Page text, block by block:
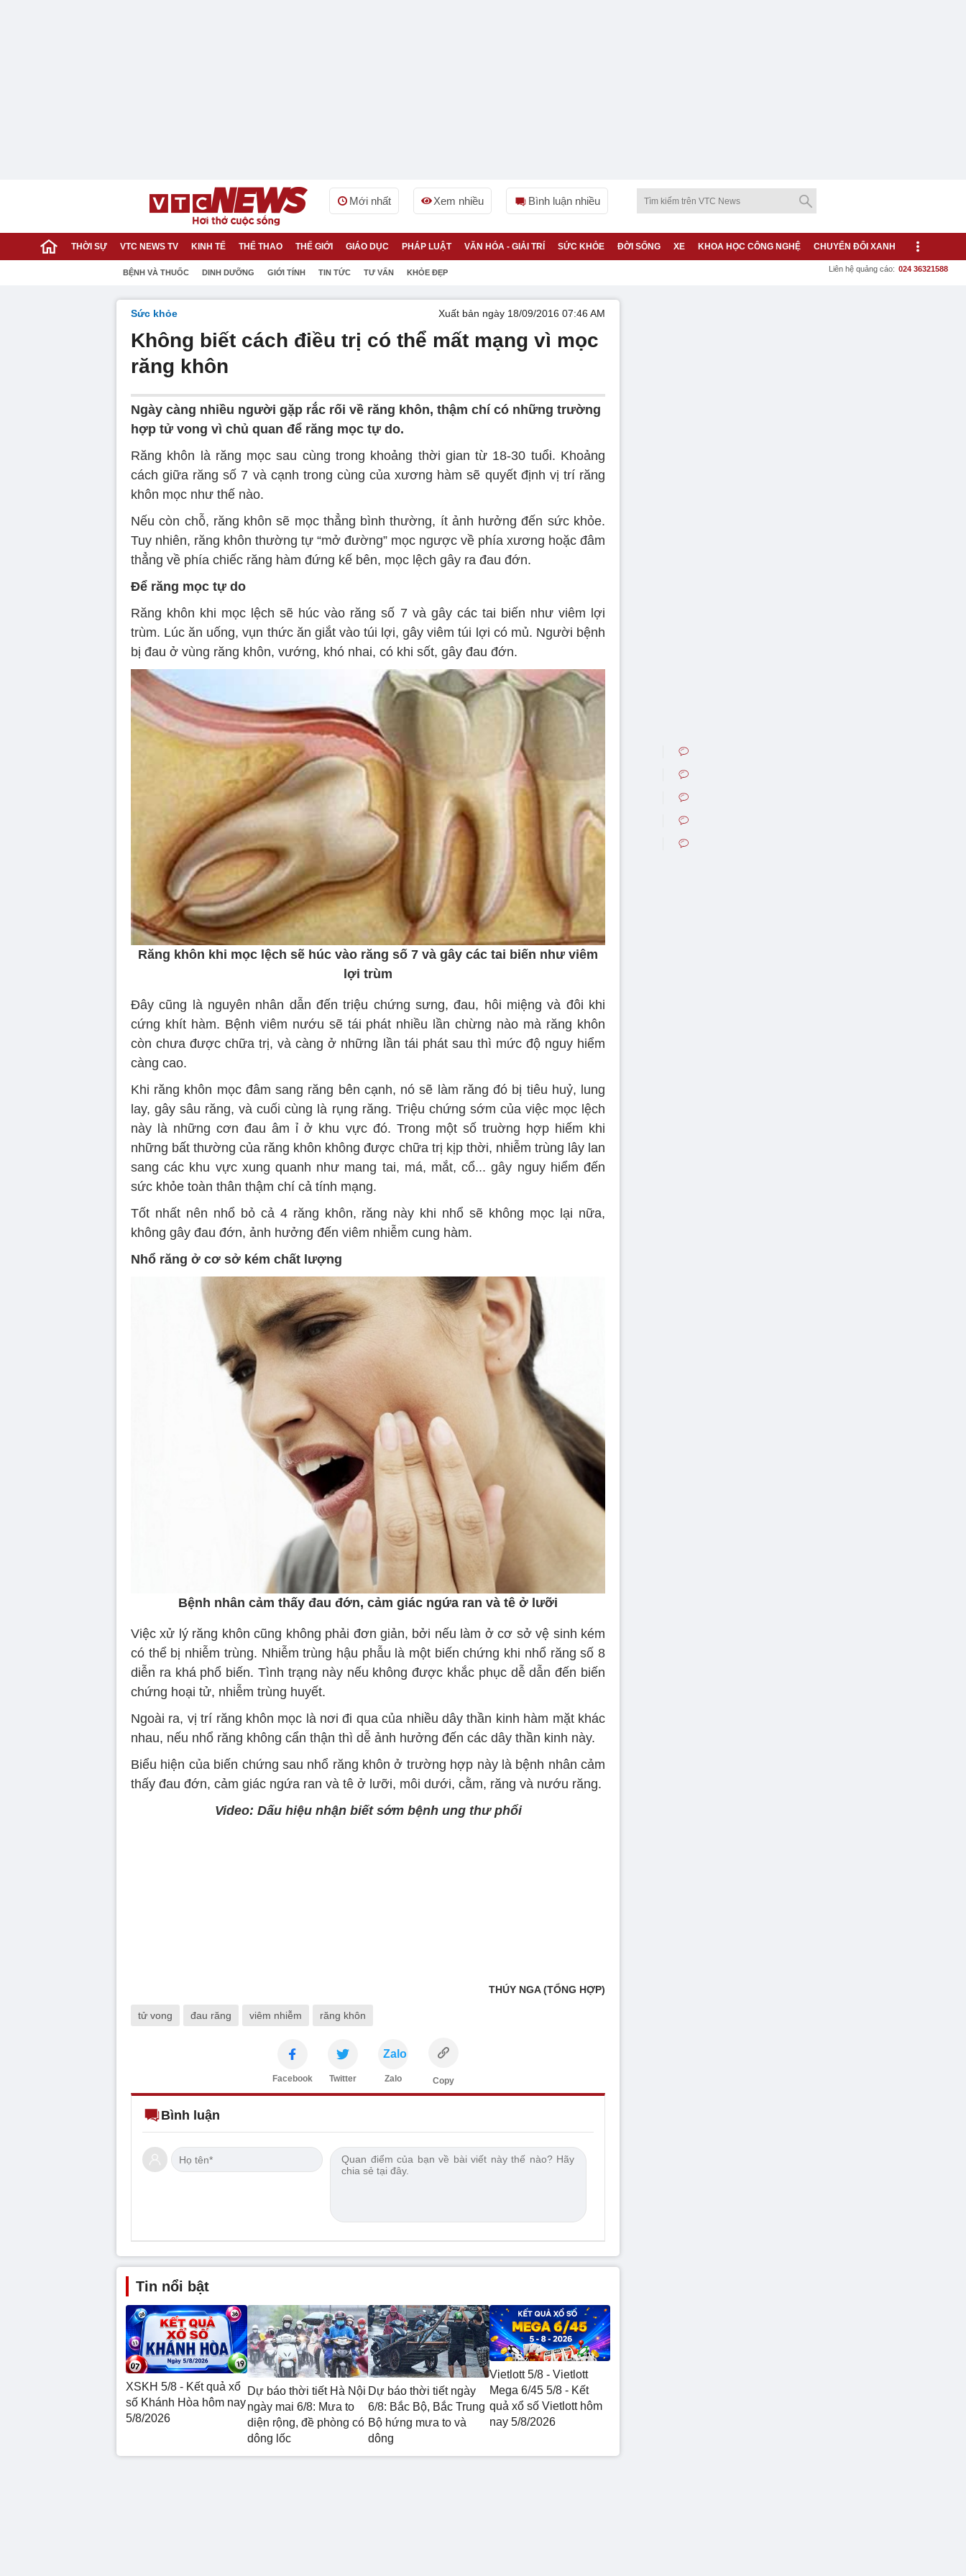
Mới nhất Xem nhiều Bình luận nhiều
THỜI SỰ VTC NEWS TV KINH TẾ THỂ THAO THẾ GIỚI GIÁO DỤC PHÁP LUẬT VĂN HÓA - GIẢI TRÍ SỨC KHỎE ĐỜI SỐNG XE KHOA HỌC CÔNG NGHỆ CHUYỂN ĐỔI XANH
BỆNH VÀ THUỐC DINH DƯỠNG GIỚI TÍNH TIN TỨC TƯ VẤN KHỎE ĐẸP Liên hệ quảng cáo: 024 36321588
Sức khỏe Xuất bản ngày 18/09/2016 07:46 AM
Không biết cách điều trị có thể mất mạng vì mọc
răng khôn
Ngày càng nhiều người gặp rắc rối về răng khôn, thậm chí có những trường
hợp tử vong vì chủ quan để răng mọc tự do.
Răng khôn là răng mọc sau cùng trong khoảng thời gian từ 18-30 tuổi. Khoảng
cách giữa răng số 7 và cạnh trong cùng của xương hàm sẽ quyết định vị trí răng
khôn mọc như thế nào.
Nếu còn chỗ, răng khôn sẽ mọc thẳng bình thường, ít ảnh hưởng đến sức khỏe.
Tuy nhiên, răng khôn thường tự “mở đường” mọc ngược về phía xương hoặc đâm
thẳng về phía chiếc răng hàm đứng kế bên, mọc lệch gây ra đau đớn.
Để răng mọc tự do
Răng khôn khi mọc lệch sẽ húc vào răng số 7 và gây các tai biến như viêm lợi
trùm. Lúc ăn uống, vụn thức ăn giắt vào túi lợi, gây viêm túi lợi có mủ. Người bệnh
bị đau ở vùng răng khôn, vướng, khó nhai, có khi sốt, gây đau đớn.
Răng khôn khi mọc lệch sẽ húc vào răng số 7 và gây các tai biến như viêm
lợi trùm
Đây cũng là nguyên nhân dẫn đến triệu chứng sưng, đau, hôi miệng và đôi khi
cứng khít hàm. Bệnh viêm nướu sẽ tái phát nhiều lần chừng nào mà răng khôn
còn chưa được chữa trị, và càng ở những lần tái phát sau thì mức độ nguy hiểm
càng cao.
Khi răng khôn mọc đâm sang răng bên cạnh, nó sẽ làm răng đó bị tiêu huỷ, lung
lay, gây sâu răng, và cuối cùng là rụng răng. Triệu chứng sớm của việc mọc lệch
này là những cơn đau âm ỉ ở khu vực đó. Trong một số truờng hợp hiếm khi
những bất thường của răng khôn không được chữa trị kịp thời, nhiễm trùng lây lan
sang các khu vực xung quanh như mang tai, má, mắt, cổ... gây nguy hiểm đến
sức khỏe toàn thân thậm chí cả tính mạng.
Tốt nhất nên nhổ bỏ cả 4 răng khôn, răng này khi nhổ sẽ không mọc lại nữa,
không gây đau đớn, ảnh hưởng đến viêm nhiễm cung hàm.
Nhổ răng ở cơ sở kém chất lượng
Bệnh nhân cảm thấy đau đớn, cảm giác ngứa ran và tê ở lưỡi
Việc xử lý răng khôn cũng không phải đơn giản, bởi nếu làm ở cơ sở vệ sinh kém
có thể bị nhiễm trùng. Nhiễm trùng hậu phẫu là một biến chứng khi nhổ răng số 8
diễn ra khá phổ biến. Tình trạng này nếu không được khắc phục dễ dẫn đến biến
chứng hoại tử, nhiễm trùng huyết.
Ngoài ra, vị trí răng khôn mọc là nơi đi qua của nhiều dây thần kinh hàm mặt khác
nhau, nếu nhổ răng không cẩn thận thì dễ ảnh hưởng đến các dây thần kinh này.
Biểu hiện của biến chứng sau nhổ răng khôn ở trường hợp này là bệnh nhân cảm
thấy đau đớn, cảm giác ngứa ran và tê ở lưỡi, môi dưới, cằm, răng và nướu răng.
Video: Dấu hiệu nhận biết sớm bệnh ung thư phổi
THÚY NGA (TỔNG HỢP)
tử vong đau răng viêm nhiễm răng khôn
Facebook Twitter
Zalo
Zalo Copy
Bình luận
Tin nổi bật
XSKH 5/8 - Kết quả xổ
số Khánh Hòa hôm nay
5/8/2026
Dự báo thời tiết Hà Nội
ngày mai 6/8: Mưa to
diện rộng, đề phòng có
dông lốc
Dự báo thời tiết ngày
6/8: Bắc Bộ, Bắc Trung
Bộ hứng mưa to và
dông
Vietlott 5/8 - Vietlott
Mega 6/45 5/8 - Kết
quả xổ số Vietlott hôm
nay 5/8/2026